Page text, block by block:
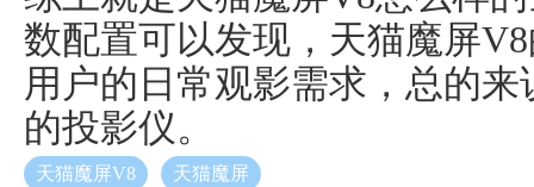
数配置可以发现，天猫魔屏
用户的日常观影需求，总的
的投影仪。
天猫魔屏V8 天猫魔屏